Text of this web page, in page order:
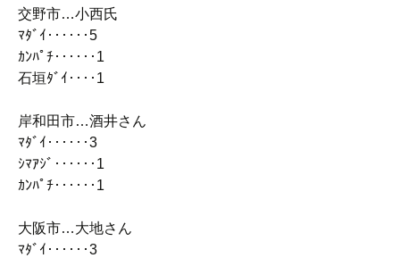
交野市…小西氏
ﾏﾀﾞｲ‥‥‥5
ｶﾝﾊﾟﾁ‥‥‥1
石垣ﾀﾞｲ‥‥1
岸和田市…酒井さん
ﾏﾀﾞｲ‥‥‥3
ｼﾏｱｼﾞ‥‥‥1
ｶﾝﾊﾟﾁ‥‥‥1
大阪市…大地さん
ﾏﾀﾞｲ‥‥‥3